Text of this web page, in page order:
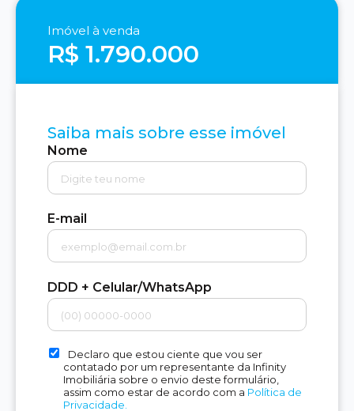
Imóvel à venda
R$ 1.790.000
Saiba mais sobre esse imóvel
Nome
E-mail
DDD + Celular/WhatsApp
Declaro que estou ciente que vou ser
contatado por um representante da Infinity
Imobiliária sobre o envio deste formulário,
assim como estar de acordo com a Política de
Privacidade.